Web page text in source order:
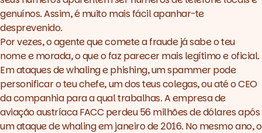
Inscreve-te no Do Not Call
Registry
Para de partilhar as tuas
informações pessoais sem
saber
Usa um endereço de e-mail
descartável
Pensa duas vezes antes de
genuínos. Assim, é muito mais fácil apanhar-te
desprevenido.
Por vezes, o agente que comete a fraude já sabe o teu
nome e morada, o que o faz parecer mais legítimo e oficial.
Em ataques de whaling e phishing, um spammer pode
personificar o teu chefe, um dos teus colegas, ou até o CEO
da companhia para a qual trabalhas. A empresa de
aviação austríaca FACC perdeu 56 milhões de dólares após
um ataque de whaling em janeiro de 2016. No mesmo ano, o